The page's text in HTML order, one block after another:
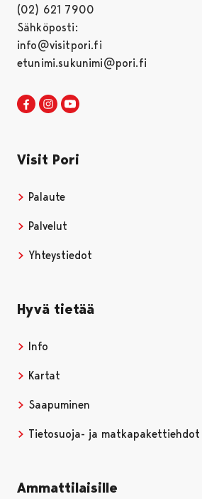
(02) 621 7900
Sähköposti:
info@visitpori.fi
etunimi.sukunimi@pori.fi
Visit Pori Facebookissa
Avautuu uudessa välilehdessä
Visit Pori Instagrammissa
Avautuu uudessa välilehdessä
Visit Pori
Palaute
Palvelut
Yhteystiedot
Hyvä tietää
Info
Kartat
Saapuminen
Tietosuoja- ja matkapakettiehdot
Ammattilaisille